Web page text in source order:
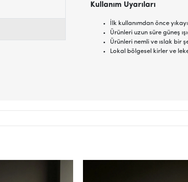
Kullanım Uyarıları
İlk kullanımdan önce
Ürünleri uzun süre güneş
Ürünleri nemli ve ıslak bir
Lokal bölgesel kirler ve